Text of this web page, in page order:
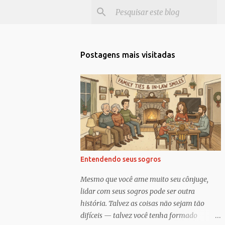
Postagens mais visitadas
Entendendo seus sogros
Mesmo que você ame muito seu cônjuge,
lidar com seus sogros pode ser outra
história. Talvez as coisas não sejam tão
difíceis — talvez você tenha formado